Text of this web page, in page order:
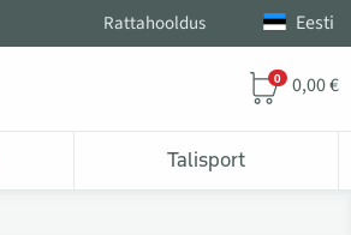
Rattahooldus Eesti
0 0,00 €
Talisport